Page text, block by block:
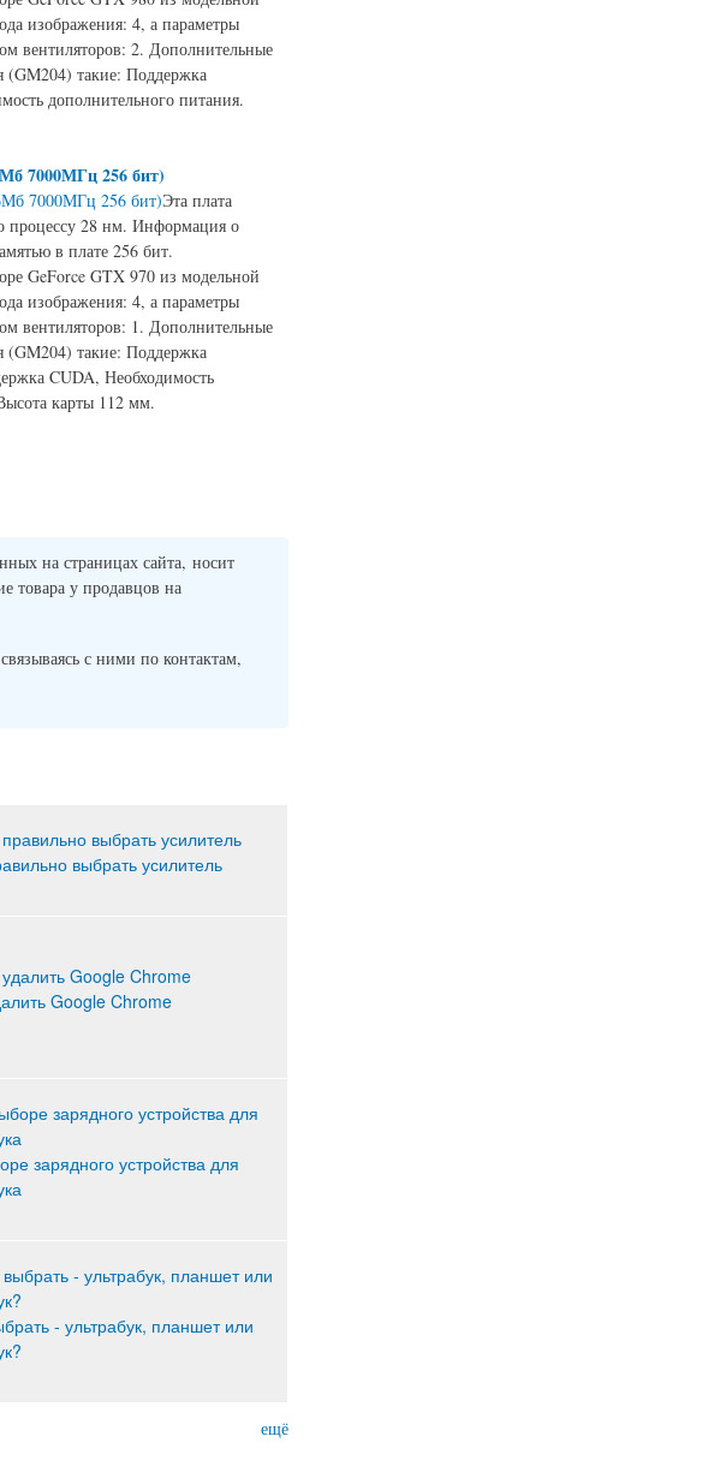
изображения: 4, а параметры
вентиляторов: 2. Дополнительные
(GM204) такие: Поддержка
дополнительного питания.
7000МГц 256 бит)
Эта плата
процессу 28 нм. Информация о
в плате 256 бит.
GeForce GTX 970 из модельной
изображения: 4, а параметры
вентиляторов: 1. Дополнительные
(GM204) такие: Поддержка
CUDA, Необходимость
карты 112 мм.
на страницах сайта, носит
товара у продавцов на
с ними по контактам,
выбрать усилитель
Google Chrome
зарядного устройства для
- ультрабук, планшет или
ещё